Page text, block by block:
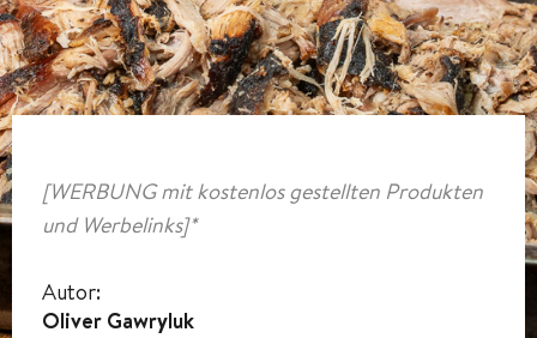
[WERBUNG mit kostenlos gestellten Produkten
und Werbelinks]*
Autor:
Oliver Gawryluk